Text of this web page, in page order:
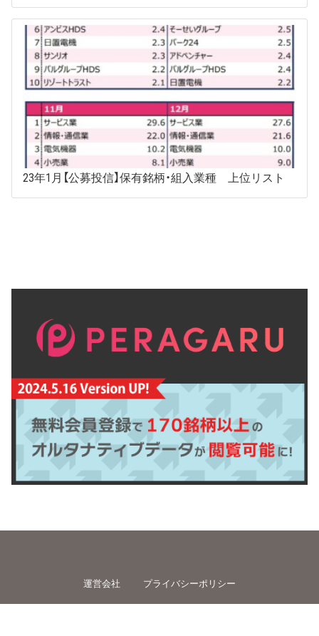
23年1月【公募投信】保有銘柄・組入業種 上位リスト
運営会社 プライバシーポリシー